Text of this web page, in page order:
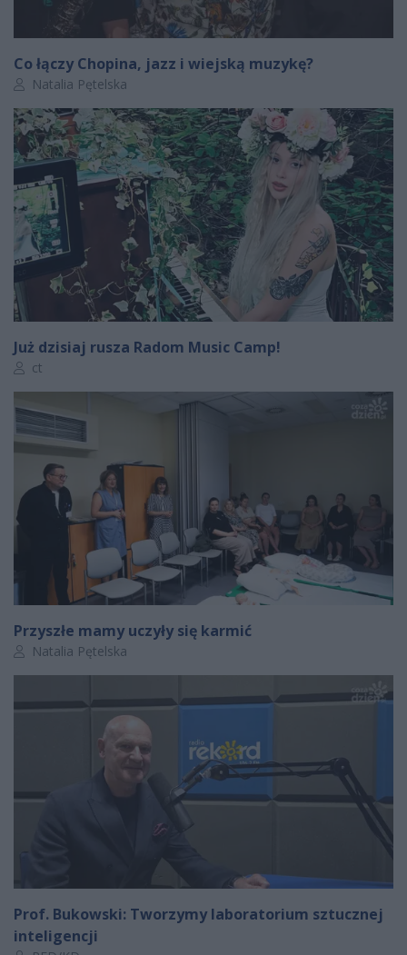
Co łączy Chopina, jazz i wiejską muzykę?
Autor artykułu:
Natalia Pętelska
Już dzisiaj rusza Radom Music Camp!
Autor artykułu:
ct
Przyszłe mamy uczyły się karmić
Autor artykułu:
Natalia Pętelska
Prof. Bukowski: Tworzymy laboratorium sztucznej
inteligencji